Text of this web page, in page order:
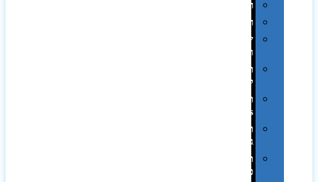
רטרו
רכב
שעונים
ומסגרות
תיקים
לכנסים
תיקי
Swiss
תיקי
תיקי
טיולים